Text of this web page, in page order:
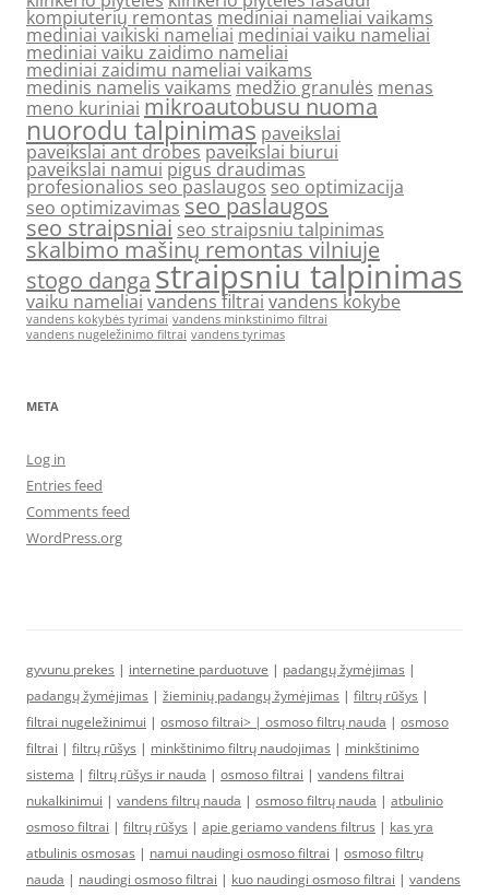
kompiuterių remontas mediniai nameliai vaikams
mediniai vaikiski nameliai mediniai vaiku nameliai
mediniai vaiku zaidimo nameliai
mediniai zaidimu nameliai vaikams
medinis namelis vaikams medžio granulės menas
meno kuriniai mikroautobusu nuoma
nuorodu talpinimas paveikslai
paveikslai ant drobespaveikslai biurui
paveikslai namui pigus draudimas
profesionalios seo paslaugos seo optimizacija
seo optimizavimas seo paslaugos
seo straipsniai seo straipsniu talpinimas
skalbimo mašinų remontas vilniuje
stogo danga straipsniu talpinimas
vaiku nameliai vandens filtrai vandens kokybe
vandens kokybės tyrimai vandens minkstinimo filtrai
vandens nugeležinimo filtrai vandens tyrimas
META
Log in
Entries feed
Comments feed
WordPress.org
gyvunu prekes | internetine parduotuve | padangų žymėjimas |
padangų žymėjimas | žieminių padangų žymėjimas | filtrų rūšys |
filtrai nugeležinimui | osmoso filtrai> | osmoso filtrų nauda | osmoso
filtrai | filtrų rūšys | minkštinimo filtrų naudojimas | minkštinimo
sistema | filtrų rūšys ir nauda | osmoso filtrai | vandens filtrai
nukalkinimui | vandens filtrų nauda | osmoso filtrų nauda | atbulinio
osmoso filtrai | filtrų rūšys | apie geriamo vandens filtrus | kas yra
atbulinis osmosas | namui naudingi osmoso filtrai | osmoso filtrų
nauda | naudingi osmoso filtrai | kuo naudingi osmoso filtrai | vandens